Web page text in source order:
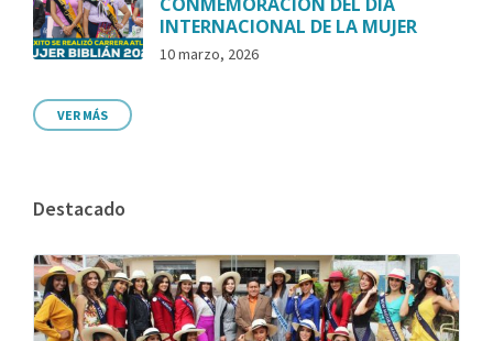
INTERNACIONAL DE LA MUJER
10 marzo, 2026
VER MÁS
Destacado